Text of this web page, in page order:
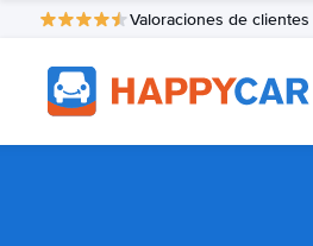
Valoraciones de clientes